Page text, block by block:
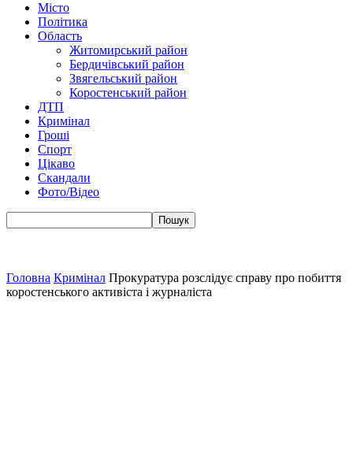
Місто
Політика
Область
Житомирський район
Бердичівський район
Звягельський район
Коростенський район
ДТП
Кримінал
Гроші
Спорт
Цікаво
Скандали
Фото/Відео
Головна Кримінал Прокуратура розслідує справу про побиття
коростенського активіста і журналіста